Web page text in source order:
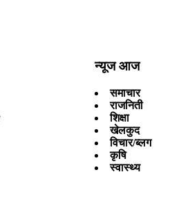
न्यूज आज
समाचार
राजनिती
शिक्षा
खेलकुद
विचार/ब्लग
कृषि
स्वास्थ्य